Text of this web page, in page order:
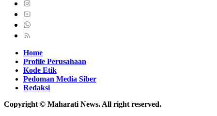
Home
Profile Perusahaan
Kode Etik
Pedoman Media Siber
Redaksi
Copyright © Maharati News. All right reserved.